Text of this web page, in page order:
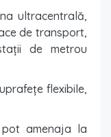
ultracentrală,
de transport,
de metrou
flexibile,
amenaja la